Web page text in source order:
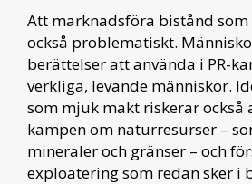
Att marknadsföra bistånd som
också problematiskt.
berättelser att använda i PR-
verkliga, levande människor.
som mjuk makt riskerar
kampen om naturresurser –
mineraler och gränser – och
exploatering som redan sker i